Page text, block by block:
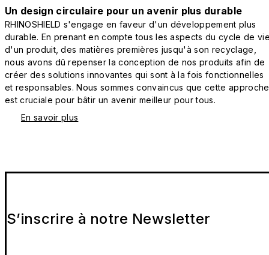
Un design circulaire pour un avenir plus durable
RHINOSHIELD s'engage en faveur d'un développement plus
durable. En prenant en compte tous les aspects du cycle de
d'un produit, des matières premières jusqu'à son recyclage,
nous avons dû repenser la conception de nos produits afin de
créer des solutions innovantes qui sont à la fois fonctionnelles
et responsables. Nous sommes convaincus que cette approche
est cruciale pour bâtir un avenir meilleur pour tous.
En savoir plus
S’inscrire à notre Newsletter